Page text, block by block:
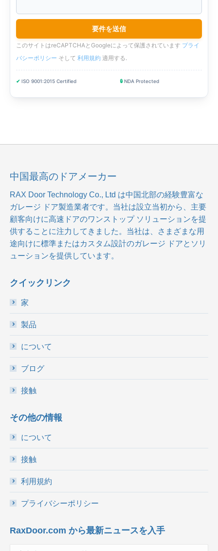
このサイトはreCAPTCHAとGoogleによって保護されています プライ
バシーポリシー そして 利用規約 適用する.
✔ ISO 9001:2015 Certified 🔒 NDA Protected
中国最高のドアメーカー
RAX Door Technology Co., Ltd は中国北部の経験豊富な
ガレージ ドア製造業者です。当社は設立当初から、主要
顧客向けに高速ドアのワンストップ ソリューションを提
供することに注力してきました。当社は、さまざまな用
途向けに標準またはカスタム設計のガレージ ドアとソリ
ューションを提供しています。
クイックリンク
家
製品
について
ブログ
接触
その他の情報
について
接触
利用規約
プライバシーポリシー
RaxDoor.com から最新ニュースを入手